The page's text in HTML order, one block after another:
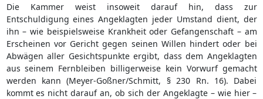
Die Kammer weist insoweit darauf hin, dass zur
Entschuldigung eines Angeklagten jeder Umstand dient, der
ihn – wie beispielsweise Krankheit oder Gefangenschaft – am
Erscheinen vor Gericht gegen seinen Willen hindert oder bei
Abwägen aller Gesichtspunkte ergibt, dass dem Angeklagten
aus seinem Fernbleiben billigerweise kein Vorwurf gemacht
werden kann (Meyer-Goßner/Schmitt, § 230 Rn. 16). Dabei
kommt es nicht darauf an, ob sich der Angeklagte – wie hier –